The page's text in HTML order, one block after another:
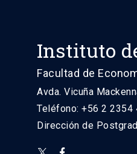
Instituto
Facultad de
Avda. Vicuña
Teléfono: +56 2 2354
Dirección de